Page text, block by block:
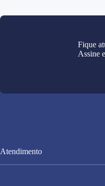
Fique
Assine
Atendimento